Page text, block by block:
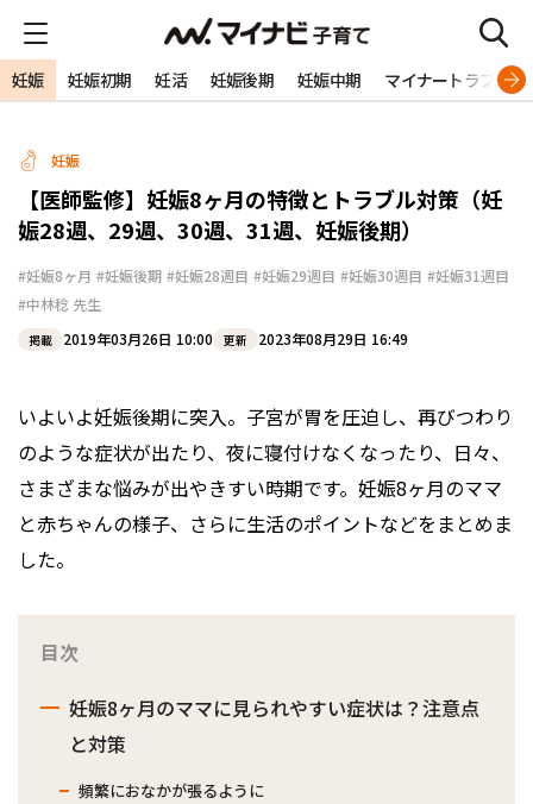
妊娠 妊娠初期 妊活 妊娠後期 妊娠中期 マイナートラブル
妊娠
【医師監修】妊娠8ヶ月の特徴とトラブル対策（妊
娠28週、29週、30週、31週、妊娠後期）
#妊娠8ヶ月 #妊娠後期 #妊娠28週目 #妊娠29週目 #妊娠30週目 #妊娠31週目
#中林稔 先生
掲載 2019年03月26日 10:00 更新 2023年08月29日 16:49
いよいよ妊娠後期に突入。子宮が胃を圧迫し、再びつわり
のような症状が出たり、夜に寝付けなくなったり、日々、
さまざまな悩みが出やきすい時期です。妊娠8ヶ月のママ
と赤ちゃんの様子、さらに生活のポイントなどをまとめま
した。
目次
妊娠8ヶ月のママに見られやすい症状は？注意点
と対策
頻繁におなかが張るように